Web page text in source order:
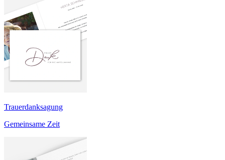
Trauerdanksagung
Gemeinsame Zeit